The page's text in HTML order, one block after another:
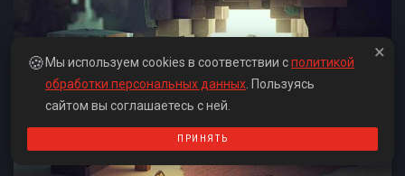
×
🍪 Мы используем cookies в соответствии сполитикой
обработки персональных данных . Пользуясь
сайтом вы соглашаетесь с ней.
ПРИНЯТЬ